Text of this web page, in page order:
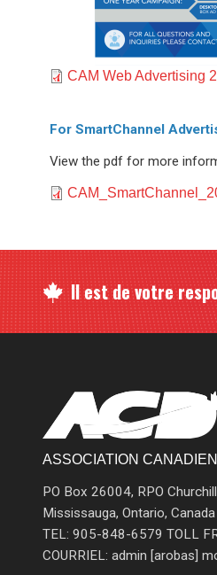
Document
CAM Web Advertising
For SmartChannel
View the pdf for more
Document
Il est de votre
ASSOCIATION
PO Box 26004, RPO Churchill
Mississauga, Ontario,
TEL: 905-848-6579 TOLL
COURRIEL: admin [arobas]